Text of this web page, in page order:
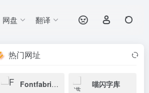
网盘 翻译
热门网址
Fontfabric字体 喵闪字库